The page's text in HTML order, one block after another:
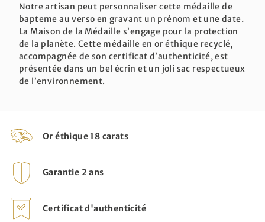
Notre artisan peut personnaliser cette médaille de
bapteme au verso en gravant un prénom et une date.
La Maison de la Médaille s’engage pour la protection
de la planète. Cette médaille en or éthique recyclé,
accompagnée de son certificat d’authenticité, est
présentée dans un bel écrin et un joli sac respectueux
de l’environnement.
Or éthique 18 carats
Garantie 2 ans
Certificat d'authenticité